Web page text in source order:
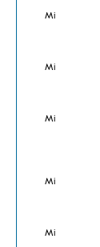
Mi
Mi
Mi
Mi
Mi